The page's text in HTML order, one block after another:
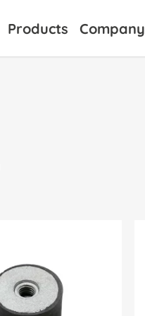
Products Company